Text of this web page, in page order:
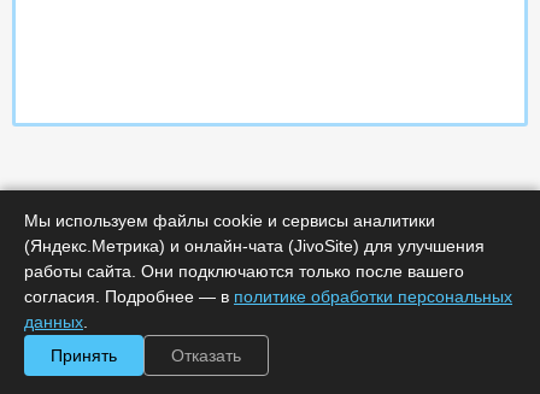
Характеристики
Минимальное количество лицензий :
0000-366351
Мы используем файлы cookie и сервисы аналитики
(Яндекс.Метрика) и онлайн-чата (JivoSite) для улучшения
работы сайта. Они подключаются только после вашего
согласия. Подробнее — в политике обработки персональных
данных
Принять
Отказать